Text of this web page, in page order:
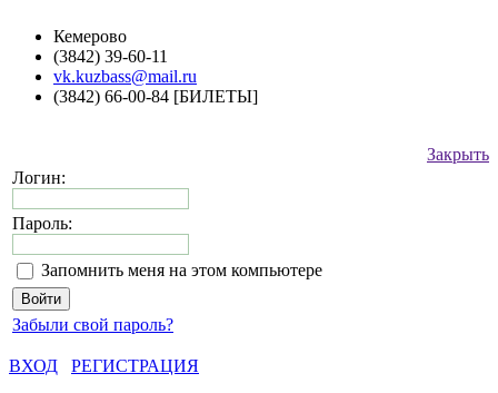
Кемерово
(3842) 39-60-11
vk.kuzbass@mail.ru
(3842) 66-00-84 [БИЛЕТЫ]
Закрыть
Логин:
Пароль:
Запомнить меня на этом компьютере
Забыли свой пароль?
ВХОД
РЕГИСТРАЦИЯ